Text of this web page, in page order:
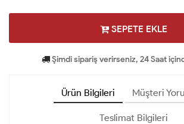
SEPETE EKLE
Şimdi sipariş verirseniz, 24 Saat
Ürün Bilgileri Müşteri
Teslimat Bilgileri